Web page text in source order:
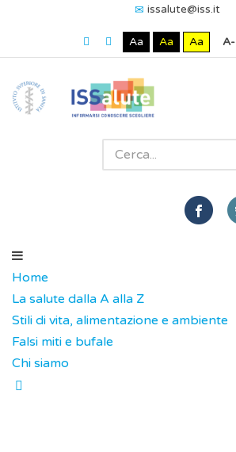
issalute@iss.it
Aa Aa Aa A-
Home
La salute dalla A alla Z
Stili di vita, alimentazione e ambiente
Falsi miti e bufale
Chi siamo